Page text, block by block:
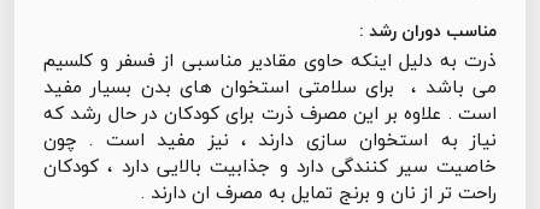
مناسب دوران رشد :
ذرت به دلیل اینکه حاوی مقادیر مناسبی از فسفر و کلسیم
می باشد ، برای سلامتی استخوان های بدن بسیار مفید
است . علاوه بر این مصرف ذرت برای کودکان در حال رشد که
نیاز به استخوان سازی دارند ، نیز مفید است . چون
خاصیت سیر کنندگی دارد و جذابیت بالایی دارد ، کودکان
راحت تر از نان و برنج تمایل به مصرف ان دارند .